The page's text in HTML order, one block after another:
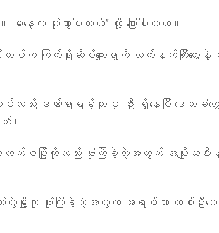
မနေ့က ဆုံးသွားပါတယ်” လို့ ပြောပါတယ်။
ပ်က ကြက်ရိုးဆိပ်ကျေးရွာကို လက်နက်ကြီးတွေ
း ဒဏ်ရာရရှိသူ ၄ ဦး ရှိနေပြီ ဒေသခံတွေ
ယ်။
ဝမြို့ကိုလည်း ဗုံးကြဲခဲ့တဲ့အတွက် အမျိုးသမီးနှစ်
ကို ဗုံးကြဲခဲ့တဲ့အတွက် အရပ်သား တစ်ဦးသေဆုံး